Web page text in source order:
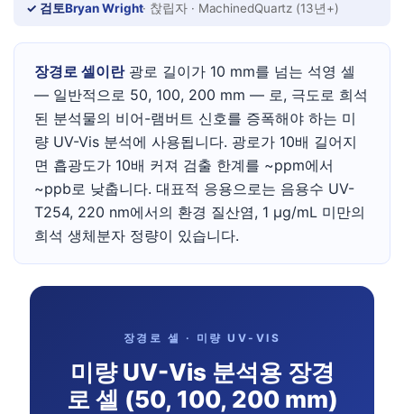
✓ 검토Bryan Wright· 찭립자 · MachinedQuartz (13년+)
장경로 셀이란광로 길이가 10 mm를 넘는 석영 셀
— 일반적으로 50, 100, 200 mm — 로, 극도로 희석
된 분석물의 비어-램버트 신호를 증폭해야 하는 미
량 UV-Vis 분석에 사용됩니다. 광로가 10배 길어지
면 흡광도가 10배 커져 검출 한계를 ~ppm에서
~ppb로 낮춥니다. 대표적 응용으로는 음용수 UV-
T254, 220 nm에서의 환경 질산염, 1 µg/mL 미만의
희석 생체분자 정량이 있습니다.
장경로 셀 · 미량 UV-VIS
미량 UV-Vis 분석용 장경
로 셀 (50, 100, 200 mm)